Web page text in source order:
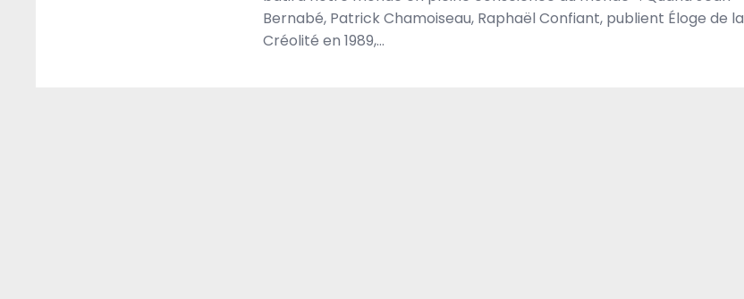
Bernabé, Patrick Chamoiseau, Raphaël Confiant, publient Éloge de la
Créolité en 1989,…